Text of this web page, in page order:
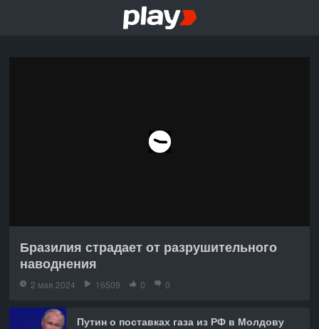
Бразилия страдает от разрушительного
наводнения
2 мая 2024 16509 0 0
Путин о поставках газа из РФ в Молдову